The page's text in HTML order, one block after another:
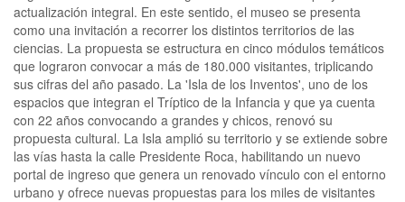
actualización integral. En este sentido, el museo se presenta
como una invitación a recorrer los distintos territorios de las
ciencias. La propuesta se estructura en cinco módulos temáticos
que lograron convocar a más de 180.000 visitantes, triplicando
sus cifras del año pasado. La 'Isla de los Inventos', uno de los
espacios que integran el Tríptico de la Infancia y que ya cuenta
con 22 años convocando a grandes y chicos, renovó su
propuesta cultural. La Isla amplió su territorio y se extiende sobre
las vías hasta la calle Presidente Roca, habilitando un nuevo
portal de ingreso que genera un renovado vínculo con el entorno
urbano y ofrece nuevas propuestas para los miles de visitantes